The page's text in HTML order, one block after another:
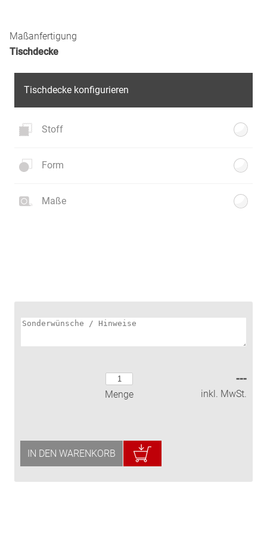
Maßanfertigung
Tischdecke
Tischdecke konfigurieren
Stoff
Form
Maße
Menge
---
inkl. MwSt.
IN DEN WARENKORB